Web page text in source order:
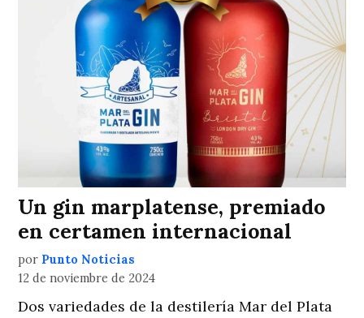
Un gin marplatense, premiado
en certamen internacional
por Punto Noticias
12 de noviembre de 2024
Dos variedades de la destilería Mar del Plata